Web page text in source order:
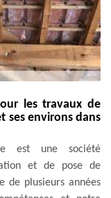
les travaux de
ses environs dans
est une société
et de pose de
de plusieurs années